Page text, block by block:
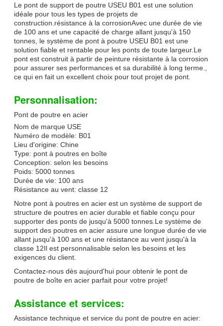
Le pont de support de poutre USEU B01 est une solution
idéale pour tous les types de projets de
construction.résistance à la corrosionAvec une durée de vie
de 100 ans et une capacité de charge allant jusqu'à 150
tonnes, le système de pont à poutre USEU B01 est une
solution fiable et rentable pour les ponts de toute largeur.Le
pont est construit à partir de peinture résistante à la corrosion
pour assurer ses performances et sa durabilité à long terme.,
ce qui en fait un excellent choix pour tout projet de pont.
Personnalisation:
Pont de poutre en acier
Nom de marque USE
Numéro de modèle: B01
Lieu d'origine: Chine
Type: pont à poutres en boîte
Conception: selon les besoins
Poids: 5000 tonnes
Durée de vie: 100 ans
Résistance au vent: classe 12
Notre pont à poutres en acier est un système de support de
structure de poutres en acier durable et fiable conçu pour
supporter des ponts de jusqu'à 5000 tonnes.Le système de
support des poutres en acier assure une longue durée de vie
allant jusqu'à 100 ans et une résistance au vent jusqu'à la
classe 12Il est personnalisable selon les besoins et les
exigences du client.
Contactez-nous dès aujourd'hui pour obtenir le pont de
poutre de boîte en acier parfait pour votre projet!
Assistance et services:
Assistance technique et service du pont de poutre en acier: